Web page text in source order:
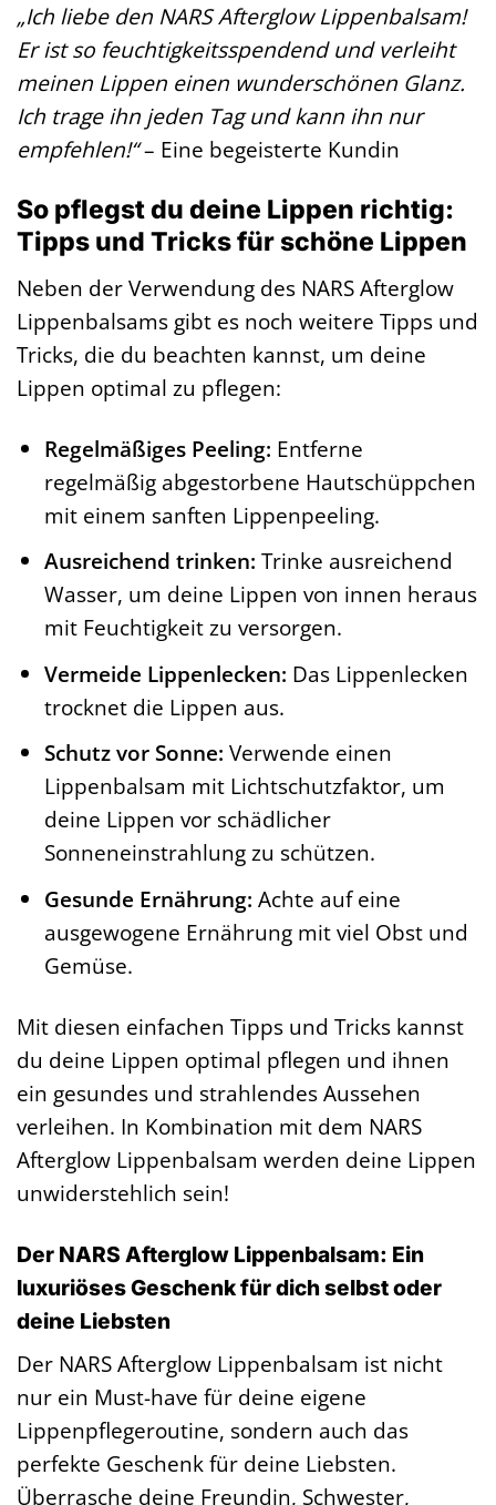
„Ich liebe den NARS Afterglow Lippenbalsam!
Er ist so feuchtigkeitsspendend und verleiht
meinen Lippen einen wunderschönen Glanz.
Ich trage ihn jeden Tag und kann ihn nur
empfehlen!“– Eine begeisterte Kundin
So pflegst du deine Lippen richtig:
Tipps und Tricks für schöne Lippen
Neben der Verwendung des NARS Afterglow
Lippenbalsams gibt es noch weitere Tipps und
Tricks, die du beachten kannst, um deine
Lippen optimal zu pflegen:
Regelmäßiges Peeling: Entferne
regelmäßig abgestorbene Hautschüppchen
mit einem sanften Lippenpeeling.
Ausreichend trinken: Trinke ausreichend
Wasser, um deine Lippen von innen heraus
mit Feuchtigkeit zu versorgen.
Vermeide Lippenlecken: Das Lippenlecken
trocknet die Lippen aus.
Schutz vor Sonne: Verwende einen
Lippenbalsam mit Lichtschutzfaktor, um
deine Lippen vor schädlicher
Sonneneinstrahlung zu schützen.
Gesunde Ernährung: Achte auf eine
ausgewogene Ernährung mit viel Obst und
Gemüse.
Mit diesen einfachen Tipps und Tricks kannst
du deine Lippen optimal pflegen und ihnen
ein gesundes und strahlendes Aussehen
verleihen. In Kombination mit dem NARS
Afterglow Lippenbalsam werden deine Lippen
unwiderstehlich sein!
Der NARS Afterglow Lippenbalsam: Ein
luxuriöses Geschenk für dich selbst oder
deine Liebsten
Der NARS Afterglow Lippenbalsam ist nicht
nur ein Must-have für deine eigene
Lippenpflegeroutine, sondern auch das
perfekte Geschenk für deine Liebsten.
Überrasche deine Freundin, Schwester,